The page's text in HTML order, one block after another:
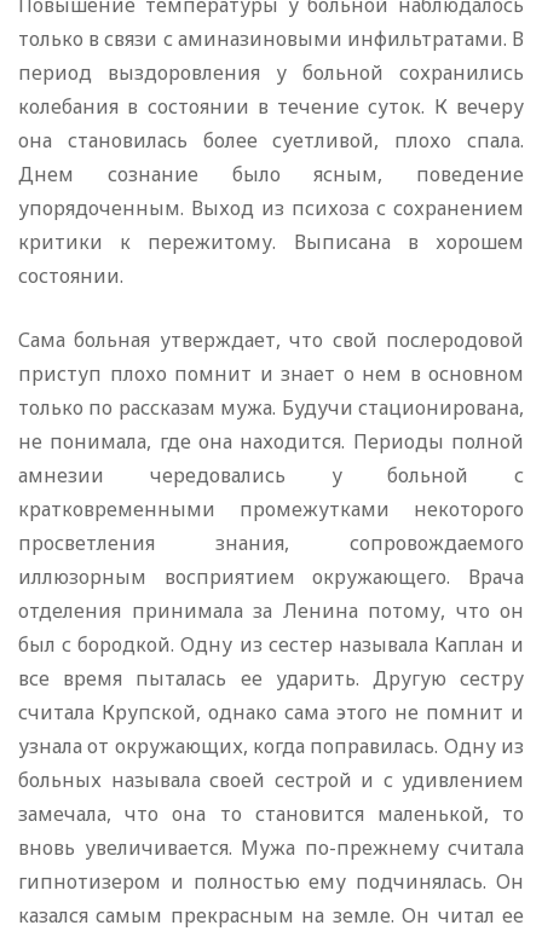
только в связи с аминазиновыми инфильтратами. В
период выздоровления у больной сохранились
колебания в состоянии в течение суток. К вечеру
она становилась более суетливой, плохо спала.
Днем сознание было ясным, поведение
упорядоченным. Выход из психоза с сохранением
критики к пережитому. Выписана в хорошем
состоянии.
Сама больная утверждает, что свой послеродовой
приступ плохо помнит и знает о нем в основном
только по рассказам мужа. Будучи стационирована,
не понимала, где она находится. Периоды полной
амнезии чередовались у больной с
кратковременными промежутками некоторого
просветления знания, сопровождаемого
иллюзорным восприятием окружающего. Врача
отделения принимала за Ленина потому, что он
был с бородкой. Одну из сестер называла Каплан и
все время пыталась ее ударить. Другую сестру
считала Крупской, однако сама этого не помнит и
узнала от окружающих, когда поправилась. Одну из
больных называла своей сестрой и с удивлением
замечала, что она то становится маленькой, то
вновь увеличивается. Мужа по-прежнему считала
гипнотизером и полностью ему подчинялась. Он
казался самым прекрасным на земле. Он читал ее